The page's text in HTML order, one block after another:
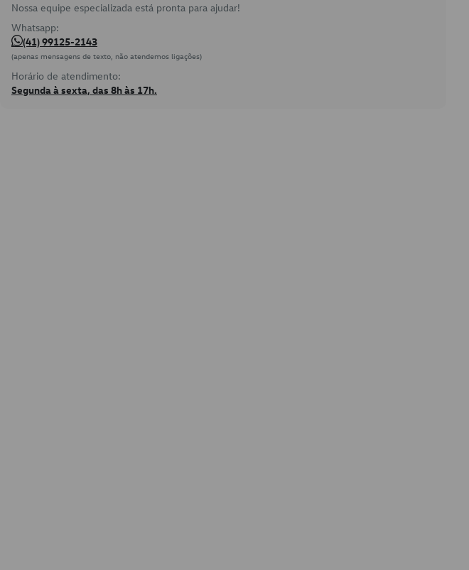
Nossa equipe especializada está pronta para ajudar!
Whatsapp:
(41) 99125-2143
(apenas mensagens de texto, não atendemos ligações)
Horário de atendimento:
Segunda à sexta, das 8h às 17h.